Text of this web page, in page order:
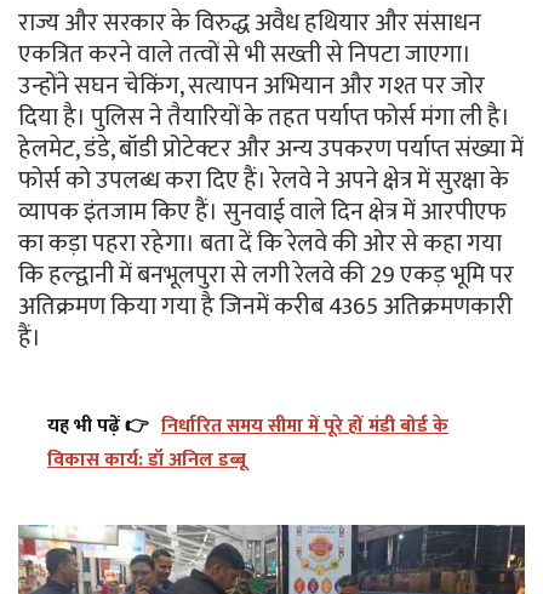
राज्य और सरकार के विरुद्ध अवैध हथियार और संसाधन
एकत्रित करने वाले तत्वों से भी सख्ती से निपटा जाएगा।
उन्होंने सघन चेकिंग, सत्यापन अभियान और गश्त पर जोर
दिया है। पुलिस ने तैयारियों के तहत पर्याप्त फोर्स मंगा ली है।
हेलमेट, डंडे, बॉडी प्रोटेक्टर और अन्य उपकरण पर्याप्त संख्या में
फोर्स को उपलब्ध करा दिए हैं। रेलवे ने अपने क्षेत्र में सुरक्षा के
व्यापक इंतजाम किए हैं। सुनवाई वाले दिन क्षेत्र में आरपीएफ
का कड़ा पहरा रहेगा। बता दें कि रेलवे की ओर से कहा गया
कि हल्द्वानी में बनभूलपुरा से लगी रेलवे की 29 एकड़ भूमि पर
अतिक्रमण किया गया है जिनमें करीब 4365 अतिक्रमणकारी
हैं।
यह भी पढ़ें 👉 निर्धारित समय सीमा में पूरे हों मंडी बोर्ड के
विकास कार्य: डॉ अनिल डब्बू